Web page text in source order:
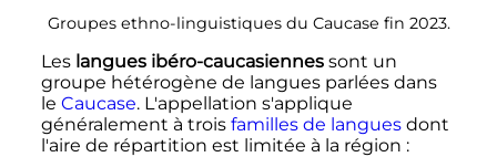
Groupes ethno-linguistiques du Caucase fin 2023.
Les langues ibéro-caucasiennessont un
groupe hétérogène de langues parlées dans
le Caucase. L'appellation s'applique
généralement à trois familles de languesdont
l'aire de répartition est limitée à la région :